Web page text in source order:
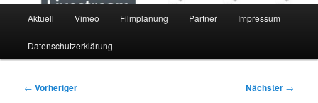
Aktuell Vimeo Filmplanung Partner Impressum
Datenschutzerklärung
Beitragsnavigation
← Vorheriger Nächster →